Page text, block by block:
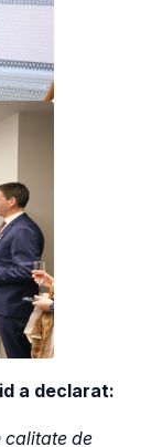
a declarat:
calitate de